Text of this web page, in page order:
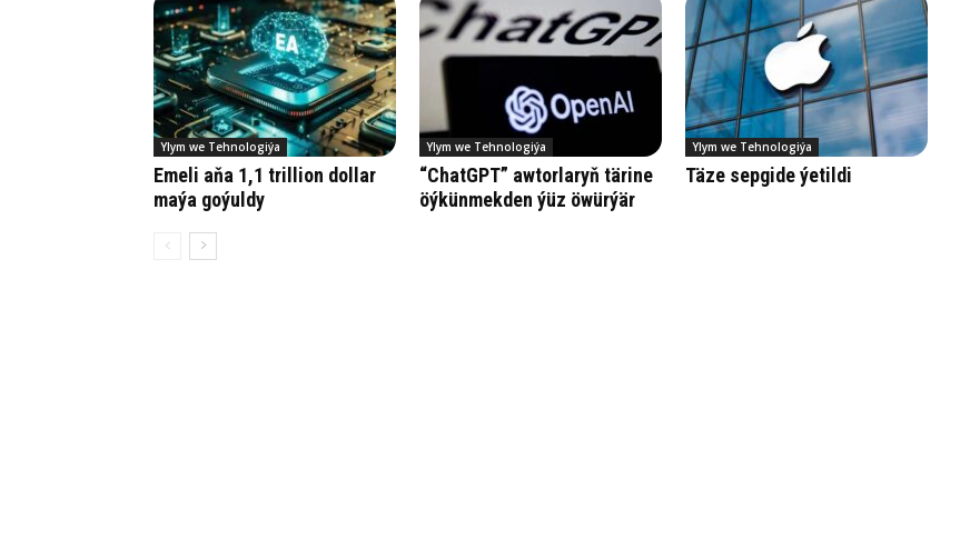
Ylym we Tehnologiýa
Emeli aňa 1,1 trillion dollar
maýa goýuldy
Ylym we Tehnologiýa
“ChatGPT” awtorlaryň tärine
öýkünmekden ýüz öwürýär
Ylym we Tehnologiýa
Tä­ze sep­gi­de ýe­til­di